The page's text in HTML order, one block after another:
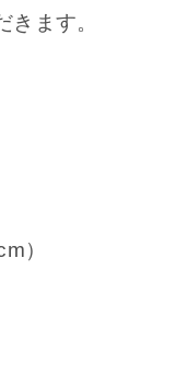
ます。
）